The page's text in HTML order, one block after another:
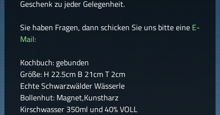
Geschenk zu jeder Gelegenheit.
Sie haben Fragen, dann schicken Sie uns bitte eine E-
Mail:
Kochbuch: gebunden
Größe: H 22.5cm B 21cm T 2cm
Echte Schwarzwälder Wässerle
Bollenhut: Magnet,Kunstharz
Kirschwasser 350ml und 40% VOLL